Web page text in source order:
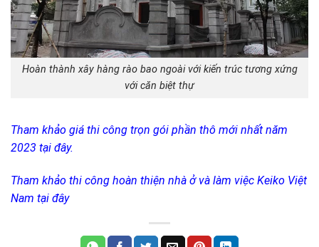
Hoàn thành xây hàng rào bao ngoài với kiến trúc tương xứng
với căn biệt thự
Tham khảo giá thi công trọn gói phần thô mới nhất năm
2023 tại đây.
Tham khảo thi công hoàn thiện nhà ở và làm việc Keiko Việt
Nam tại đây